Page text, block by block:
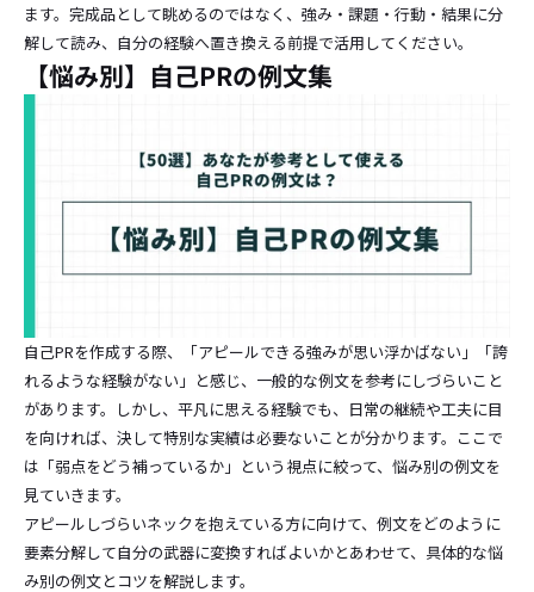
ます。完成品として眺めるのではなく、強み・課題・行動・結果に分
解して読み、自分の経験へ置き換える前提で活用してください。
【悩み別】自己PRの例文集
自己PRを作成する際、「アピールできる強みが思い浮かばない」「誇
れるような経験がない」と感じ、一般的な例文を参考にしづらいこと
があります。しかし、平凡に思える経験でも、日常の継続や工夫に目
を向ければ、決して特別な実績は必要ないことが分かります。ここで
は「弱点をどう補っているか」という視点に絞って、悩み別の例文を
見ていきます。
アピールしづらいネックを抱えている方に向けて、例文をどのように
要素分解して自分の武器に変換すればよいかとあわせて、具体的な悩
み別の例文とコツを解説します。